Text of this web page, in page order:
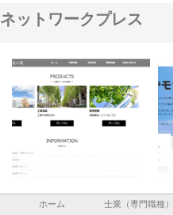
ネットワークプレス
ホーム 士業（専門職種）